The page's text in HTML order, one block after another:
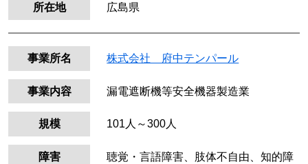
所在地 広島県
事業所名 株式会社 府中テンパール
事業内容 漏電遮断機等安全機器製造業
規模 101人～300人
障害
聴覚・言語障害、肢体不自由、知的障